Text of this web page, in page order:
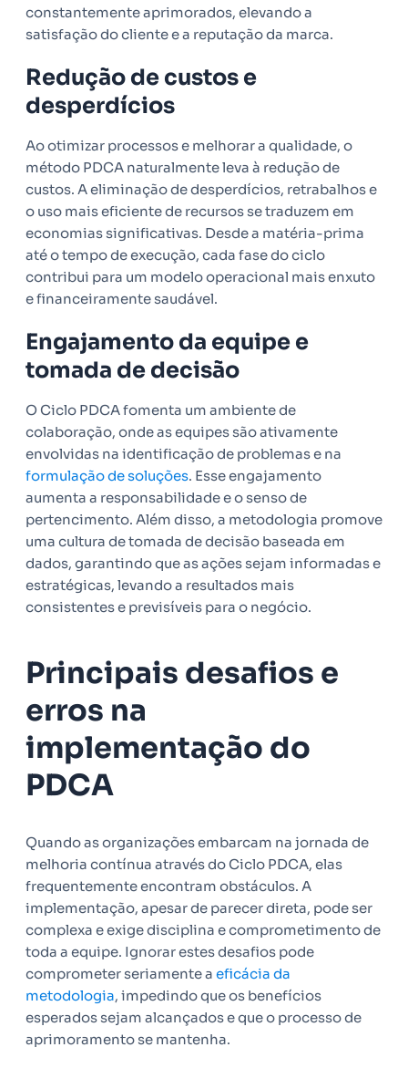
constantemente aprimorados, elevando a
satisfação do cliente e a reputação da marca.
Redução de custos e
desperdícios
Ao otimizar processos e melhorar a qualidade, o
método PDCA naturalmente leva à redução de
custos. A eliminação de desperdícios, retrabalhos e
o uso mais eficiente de recursos se traduzem em
economias significativas. Desde a matéria-prima
até o tempo de execução, cada fase do ciclo
contribui para um modelo operacional mais enxuto
e financeiramente saudável.
Engajamento da equipe e
tomada de decisão
O Ciclo PDCA fomenta um ambiente de
colaboração, onde as equipes são ativamente
envolvidas na identificação de problemas e na
formulação de soluções. Esse engajamento
aumenta a responsabilidade e o senso de
pertencimento. Além disso, a metodologia promove
uma cultura de tomada de decisão baseada em
dados, garantindo que as ações sejam informadas e
estratégicas, levando a resultados mais
consistentes e previsíveis para o negócio.
Principais desafios e
erros na
implementação do
PDCA
Quando as organizações embarcam na jornada de
melhoria contínua através do Ciclo PDCA, elas
frequentemente encontram obstáculos. A
implementação, apesar de parecer direta, pode ser
complexa e exige disciplina e comprometimento de
toda a equipe. Ignorar estes desafios pode
comprometer seriamente a eficácia da
metodologia, impedindo que os benefícios
esperados sejam alcançados e que o processo de
aprimoramento se mantenha.